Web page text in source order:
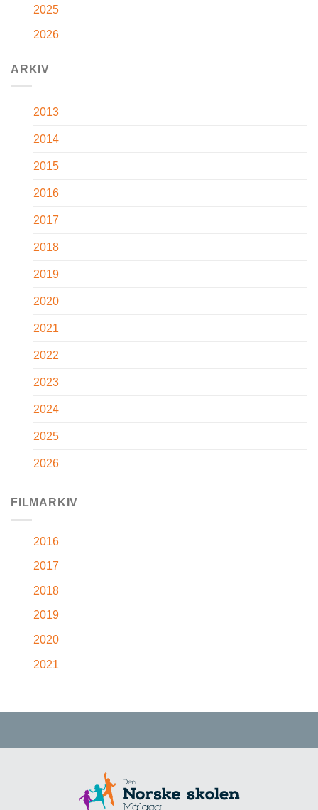
2025
2026
ARKIV
2013
2014
2015
2016
2017
2018
2019
2020
2021
2022
2023
2024
2025
2026
FILMARKIV
2016
2017
2018
2019
2020
2021